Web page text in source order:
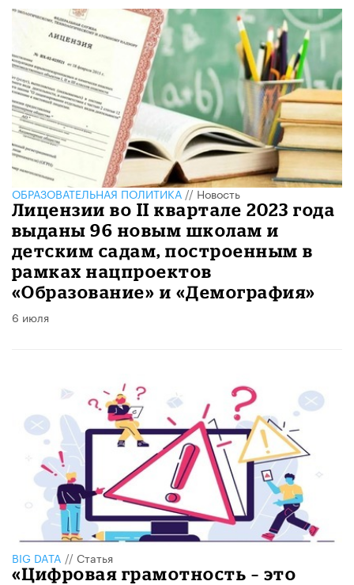
ОБРАЗОВАТЕЛЬНАЯ ПОЛИТИКА//Новость
Лицензии во II квартале 2023 года
выданы 96 новым школам и
детским садам, построенным в
рамках нацпроектов
«Образование» и «Демография»
6 июля
BIG DATA // Статья
«Цифровая грамотность – это